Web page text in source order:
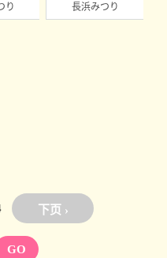
り 長浜みつり
下页 ›
GO